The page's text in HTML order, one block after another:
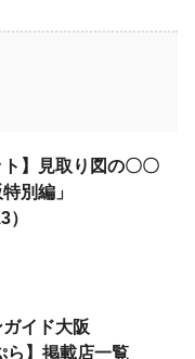
ト】見取り図の〇〇
別編」
）
イド大阪
ら】掲載店一覧